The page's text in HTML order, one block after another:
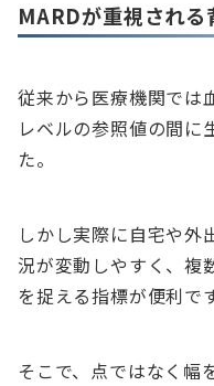
MARDが重視される
従来から医療機関では
レベルの参照値の間に
た。
しかし実際に自宅や外
況が変動しやすく、複
を捉える指標が便利です
そこで、点ではなく幅